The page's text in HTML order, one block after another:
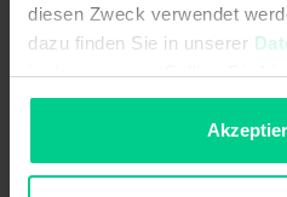
diesen Zweck verwendet
dazu finden Sie in unserer
imImpressum. Sollten Sie
sein, können Sie die
Featured article